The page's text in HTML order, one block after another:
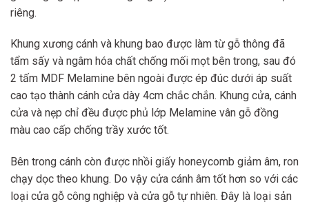
riêng.
Khung xương cánh và khung bao được làm từ gỗ thông đã
tẩm sấy và ngâm hóa chất chống mối mọt bên trong, sau đó
2 tấm MDF Melamine bên ngoài được ép đúc dưới áp suất
cao tạo thành cánh cửa dày 4cm chắc chắn. Khung cửa, cánh
cửa và nẹp chỉ đều được phủ lớp Melamine vân gỗ đồng
màu cao cấp chống trầy xước tốt.
Bên trong cánh còn được nhồi giấy honeycomb giảm âm, ron
chạy dọc theo khung. Do vậy cửa cánh âm tốt hơn so với các
loại cửa gỗ công nghiệp và cửa gỗ tự nhiên. Đây là loại sản